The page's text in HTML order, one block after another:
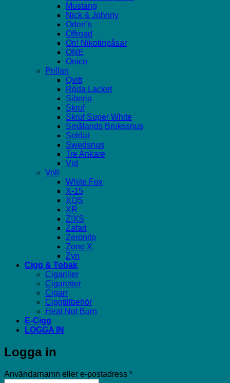
Mustang
Nick & Johnny
Oden’s
Offroad
On! Nikotinpåsar
ONE
Onico
Prillan
Qvitt
Röda Lacket
Siberia
Skruf
Skruf Super White
Smålands Brukssnus
Soldat
Swedsnus
Tre Ankare
Vid
Volt
White Fox
X-15
XQS
XR
Z!XS
Zafari
Zeronito
Zone X
Zyn
Cigg & Tobak
Cigariller
Cigaretter
Cigarr
Ciggtillbehör
Heat Not Burn
E-Cigg
LOGGA IN
Logga in
Användarnamn eller e-postadress *Obligatoriskt